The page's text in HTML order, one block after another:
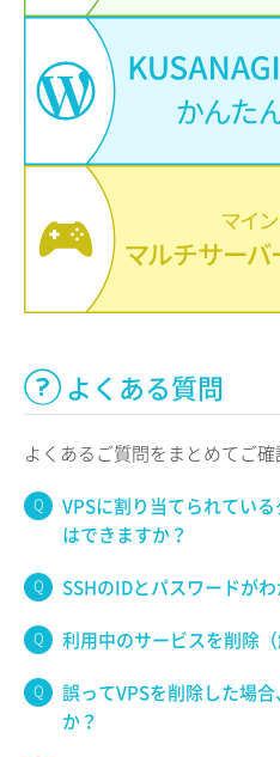
よくある質問
よくあるご質問をまとめてご確
VPSに割り当てられてい
はできますか？
SSHのIDとパスワードが
利用中のサービスを削除
誤ってVPSを削除した場
か？